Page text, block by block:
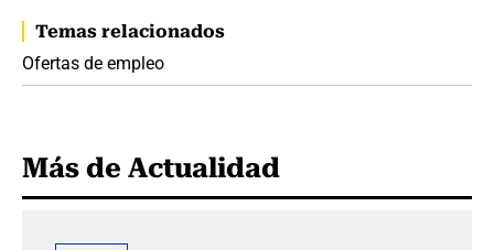
Temas relacionados
Ofertas de empleo
Más de Actualidad